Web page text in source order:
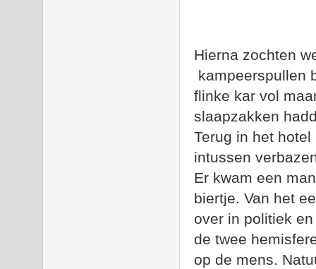
Hierna zochten
kampeerspullen
flinke kar vol
slaapzakken
Terug in het
intussen
Er kwam een
biertje. Van het
over in politiek
de twee
op de mens.